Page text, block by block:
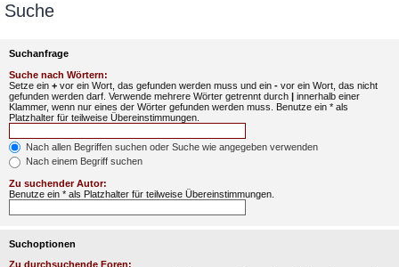
Suche
Suchanfrage
Suche nach Wörtern:
Setze ein + vor ein Wort, das gefunden werden muss und ein - vor ein Wort, das nicht
gefunden werden darf. Verwende mehrere Wörter getrennt durch | innerhalb einer
Klammer, wenn nur eines der Wörter gefunden werden muss. Benutze ein * als
Platzhalter für teilweise Übereinstimmungen.
Nach allen Begriffen suchen oder Suche wie angegeben verwenden
Nach einem Begriff suchen
Zu suchender Autor:
Benutze ein * als Platzhalter für teilweise Übereinstimmungen.
Suchoptionen
Zu durchsuchende Foren: